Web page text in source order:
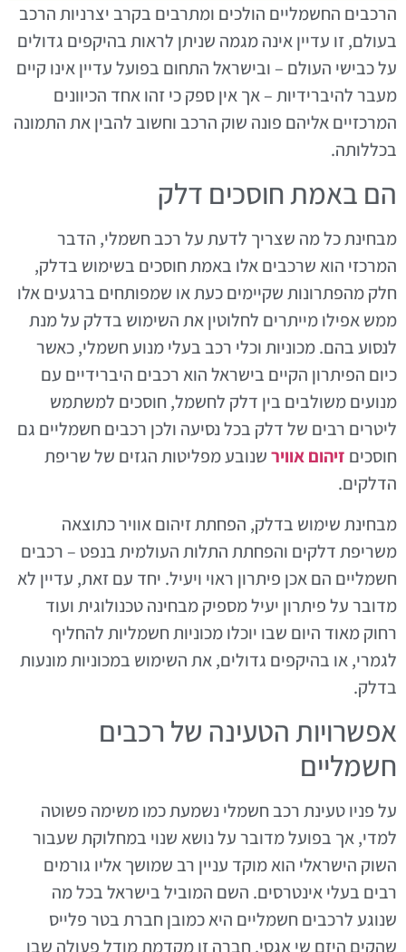
הרכבים החשמליים הולכים ומתרבים בקרב יצרניות הרכב
בעולם, זו עדיין אינה מגמה שניתן לראות בהיקפים גדולים
על כבישי העולם – ובישראל התחום בפועל עדיין אינו קיים
מעבר להיברידיות – אך אין ספק כי זהו אחד הכיוונים
המרכזיים אליהם פונה שוק הרכב וחשוב להבין את התמונה
בכללותה.
הם באמת חוסכים דלק
מבחינת כל מה שצריך לדעת על רכב חשמלי, הדבר
המרכזי הוא שרכבים אלו באמת חוסכים בשימוש בדלק,
חלק מהפתרונות שקיימים כעת או שמפותחים ברגעים אלו
ממש אפילו מייתרים לחלוטין את השימוש בדלק על מנת
לנסוע בהם. מכוניות וכלי רכב בעלי מנוע חשמלי, כאשר
כיום הפיתרון הקיים בישראל הוא רכבים היברידיים עם
מנועים משולבים בין דלק לחשמל, חוסכים למשתמש
ליטרים רבים של דלק בכל נסיעה ולכן רכבים חשמליים גם
חוסכים זיהום אווירשנובע מפליטות הגזים של שריפת
הדלקים.
מבחינת שימוש בדלק, הפחתת זיהום אוויר כתוצאה
משריפת דלקים והפחתת התלות העולמית בנפט – רכבים
חשמליים הם אכן פיתרון ראוי ויעיל. יחד עם זאת, עדיין לא
מדובר על פיתרון יעיל מספיק מבחינה טכנולוגית ועוד
רחוק מאוד היום שבו יוכלו מכוניות חשמליות להחליף
לגמרי, או בהיקפים גדולים, את השימוש במכוניות מונעות
בדלק.
אפשרויות הטעינה של רכבים
חשמליים
על פניו טעינת רכב חשמלי נשמעת כמו משימה פשוטה
למדי, אך בפועל מדובר על נושא שנוי במחלוקת שעבור
השוק הישראלי הוא מוקד עניין רב שמושך אליו גורמים
רבים בעלי אינטרסים. השם המוביל בישראל בכל מה
שנוגע לרכבים חשמליים היא כמובן חברת בטר פלייס
שהקים היזם שי אגסי. חברה זו מקדמת מודל פעולה שבו